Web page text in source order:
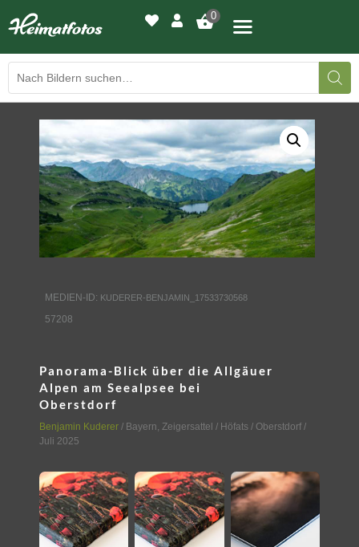
0
BILDERGALERIE
DRUCKQUALITÄTEN
LED-LEUCHTBILDER
WIR DRUCKEN IHR BILD
MEDIEN-ID: KUDERER-BENJAMIN_17533730568
57208
Panorama-Blick über die Allgäuer
Alpen am Seealpsee bei
Oberstdorf
Benjamin Kuderer / Bayern, Zeigersattel / Höfats / Oberstdorf /
Juli 2025